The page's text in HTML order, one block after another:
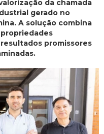
da chamada
gerado no
A solução combina
promissores